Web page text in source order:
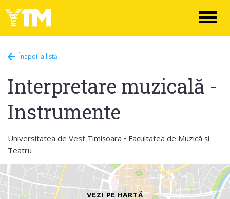
Înapoi la listă
Interpretare muzicală -
Instrumente
Universitatea de Vest Timișoara • Facultatea de Muzică și
Teatru
VEZI PE HARTĂ